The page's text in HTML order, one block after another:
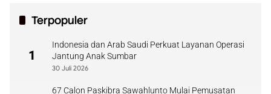
Terpopuler
1
Indonesia dan Arab Saudi Perkuat Layanan Operasi
Jantung Anak Sumbar
30 Juli 2026
67 Calon Paskibra Sawahlunto Mulai Pemusatan